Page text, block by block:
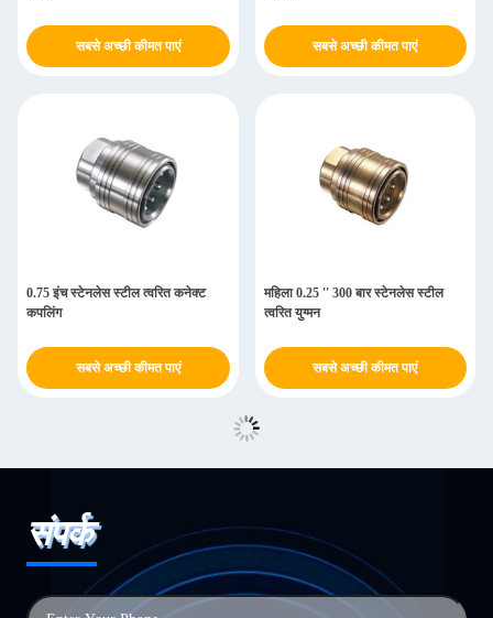
सबसे अच्छी कीमत पाएं सबसे अच्छी कीमत पाएं
0.75 इंच स्टेनलेस स्टील त्वरित कनेक्ट
कपलिंग
सबसे अच्छी कीमत पाएं
महिला 0.25 '' 300 बार स्टेनलेस स्टील
त्वरित युग्मन
सबसे अच्छी कीमत पाएं
संपर्क